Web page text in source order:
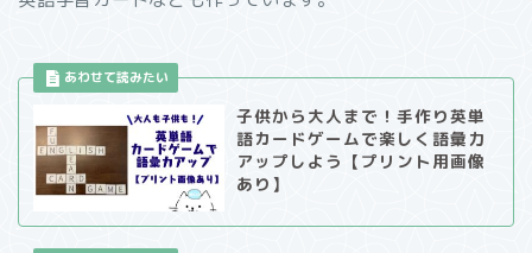
子供から大人まで！手作り英単
語カードゲームで楽しく語彙力
アップしよう【プリント用画像
あり】